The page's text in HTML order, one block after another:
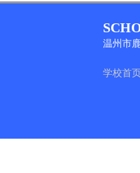
温州市
学校首